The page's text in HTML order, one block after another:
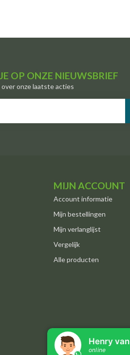
OP ONZE NIEUWSBRIEF
onze laatste acties
MIJN ACCOUNT
Account informatie
Mijn bestellingen
Mijn verlanglijst
Vergelijk
Alle producten